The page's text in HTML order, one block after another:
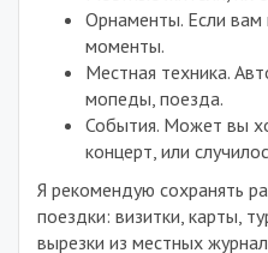
Орнаменты. Если вам
моменты.
Местная техника.
мопеды, поезда.
События. Может вы
концерт, или
Я рекомендую сохранять
поездки: визитки, карты,
вырезки из местных